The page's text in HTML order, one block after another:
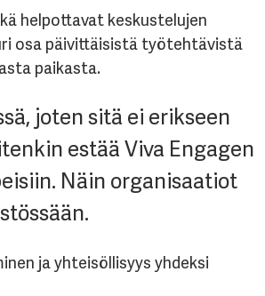
helpottavat keskustelujen
osa päivittäisistä työtehtävistä
paikasta.
joten sitä ei erikseen
estää Viva Engagen
Näin organisaatiot
ja yhteisöllisyys yhdeksi